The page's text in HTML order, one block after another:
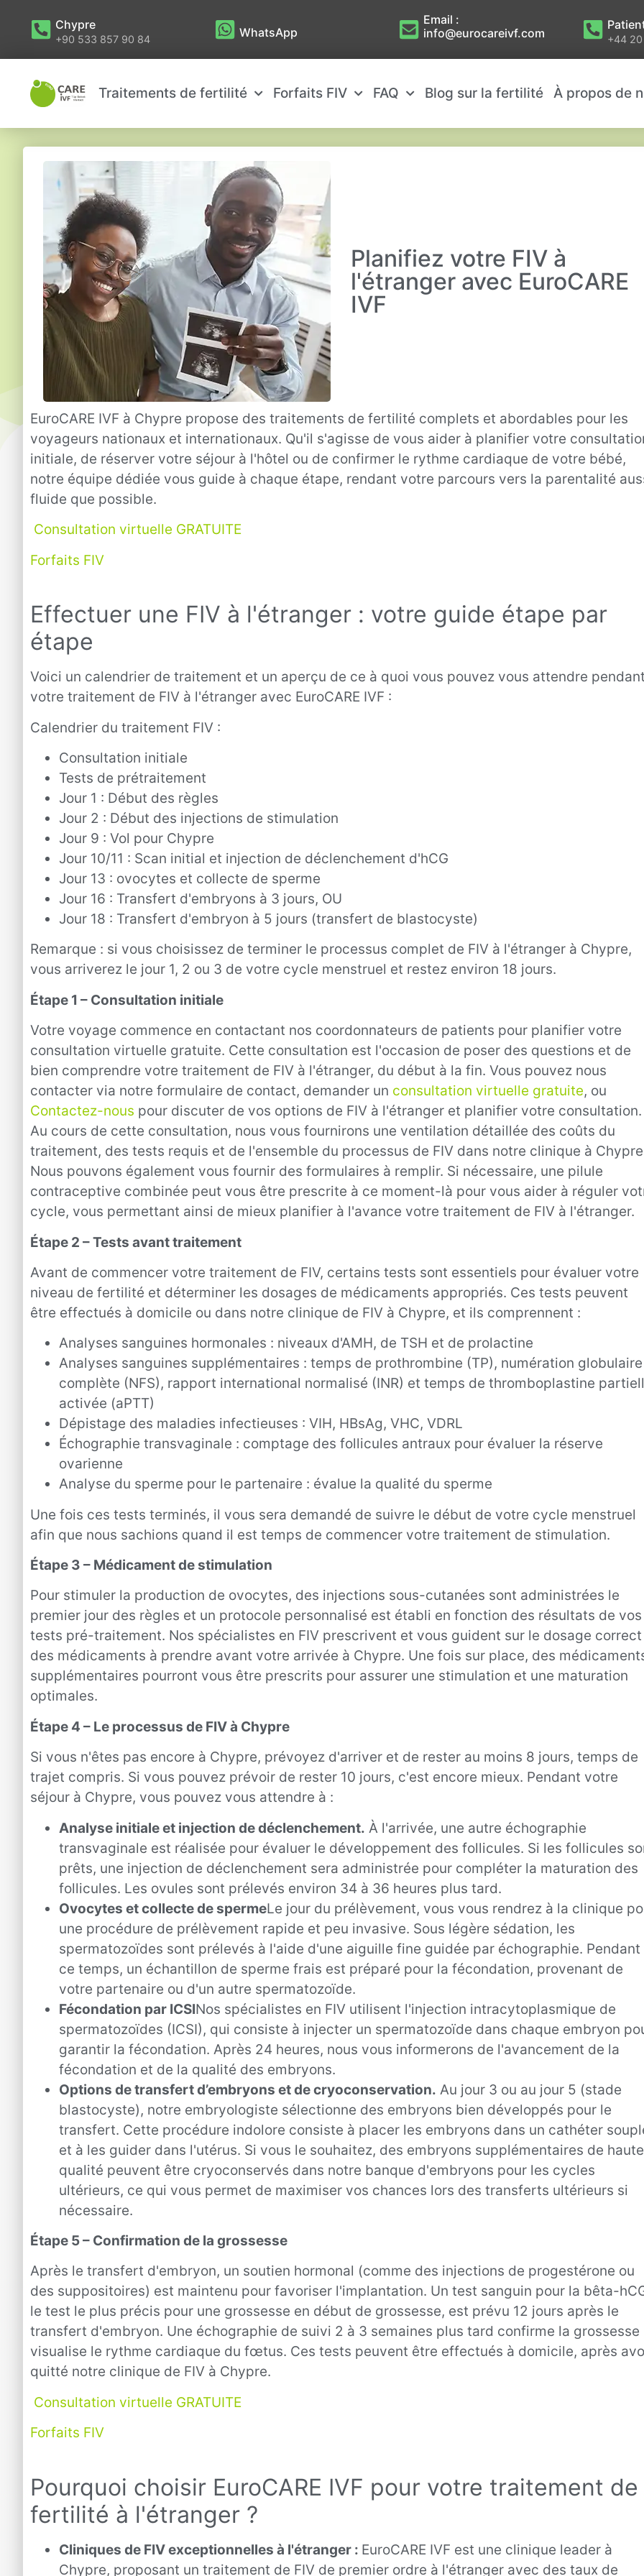
Chypre
+90 533 857 90 84 WhatsApp
Email :
info@eurocareivf.com
+44
Traitements de fertilité Forfaits FIV FAQ Blog sur la fertilité À propos de
Planifiez votre FIV à
l'étranger avec EuroCARE
IVF
EuroCARE IVF à Chypre propose des traitements de fertilité complets et abordables pour les
voyageurs nationaux et internationaux. Qu'il s'agisse de vous aider à planifier votre
initiale, de réserver votre séjour à l'hôtel ou de confirmer le rythme cardiaque de votre bébé,
notre équipe dédiée vous guide à chaque étape, rendant votre parcours vers la parentalité
fluide que possible.
Consultation virtuelle GRATUITE
Forfaits FIV
Effectuer une FIV à l'étranger : votre guide étape par
étape
Voici un calendrier de traitement et un aperçu de ce à quoi vous pouvez vous attendre
votre traitement de FIV à l'étranger avec EuroCARE IVF :
Calendrier du traitement FIV :
Consultation initiale
Tests de prétraitement
Jour 1 : Début des règles
Jour 2 : Début des injections de stimulation
Jour 9 : Vol pour Chypre
Jour 10/11 : Scan initial et injection de déclenchement d'hCG
Jour 13 : ovocytes et collecte de sperme
Jour 16 : Transfert d'embryons à 3 jours, OU
Jour 18 : Transfert d'embryon à 5 jours (transfert de blastocyste)
Remarque : si vous choisissez de terminer le processus complet de FIV à l'étranger à Chypre,
vous arriverez le jour 1, 2 ou 3 de votre cycle menstruel et restez environ 18 jours.
Étape 1 – Consultation initiale
Votre voyage commence en contactant nos coordonnateurs de patients pour planifier votre
consultation virtuelle gratuite. Cette consultation est l'occasion de poser des questions et de
bien comprendre votre traitement de FIV à l'étranger, du début à la fin. Vous pouvez nous
contacter via notre formulaire de contact, demander un consultation virtuelle gratuite, ou
Contactez-nous pour discuter de vos options de FIV à l'étranger et planifier votre consultation.
Au cours de cette consultation, nous vous fournirons une ventilation détaillée des coûts du
traitement, des tests requis et de l'ensemble du processus de FIV dans notre clinique à
Nous pouvons également vous fournir des formulaires à remplir. Si nécessaire, une pilule
contraceptive combinée peut vous être prescrite à ce moment-là pour vous aider à réguler
cycle, vous permettant ainsi de mieux planifier à l'avance votre traitement de FIV à l'étranger.
Étape 2 – Tests avant traitement
Avant de commencer votre traitement de FIV, certains tests sont essentiels pour évaluer votre
niveau de fertilité et déterminer les dosages de médicaments appropriés. Ces tests peuvent
être effectués à domicile ou dans notre clinique de FIV à Chypre, et ils comprennent :
Analyses sanguines hormonales : niveaux d'AMH, de TSH et de prolactine
Analyses sanguines supplémentaires : temps de prothrombine (TP), numération globulaire
complète (NFS), rapport international normalisé (INR) et temps de thromboplastine
activée (aPTT)
Dépistage des maladies infectieuses : VIH, HBsAg, VHC, VDRL
Échographie transvaginale : comptage des follicules antraux pour évaluer la réserve
ovarienne
Analyse du sperme pour le partenaire : évalue la qualité du sperme
Une fois ces tests terminés, il vous sera demandé de suivre le début de votre cycle menstruel
afin que nous sachions quand il est temps de commencer votre traitement de stimulation.
Étape 3 – Médicament de stimulation
Pour stimuler la production de ovocytes, des injections sous-cutanées sont administrées le
premier jour des règles et un protocole personnalisé est établi en fonction des résultats de vos
tests pré-traitement. Nos spécialistes en FIV prescrivent et vous guident sur le dosage correct
des médicaments à prendre avant votre arrivée à Chypre. Une fois sur place, des
supplémentaires pourront vous être prescrits pour assurer une stimulation et une maturation
optimales.
Étape 4 – Le processus de FIV à Chypre
Si vous n'êtes pas encore à Chypre, prévoyez d'arriver et de rester au moins 8 jours, temps de
trajet compris. Si vous pouvez prévoir de rester 10 jours, c'est encore mieux. Pendant votre
séjour à Chypre, vous pouvez vous attendre à :
Analyse initiale et injection de déclenchement. À l'arrivée, une autre échographie
transvaginale est réalisée pour évaluer le développement des follicules. Si les follicules
prêts, une injection de déclenchement sera administrée pour compléter la maturation des
follicules. Les ovules sont prélevés environ 34 à 36 heures plus tard.
Ovocytes et collecte de spermeLe jour du prélèvement, vous vous rendrez à la clinique
une procédure de prélèvement rapide et peu invasive. Sous légère sédation, les
spermatozoïdes sont prélevés à l'aide d'une aiguille fine guidée par échographie. Pendant
ce temps, un échantillon de sperme frais est préparé pour la fécondation, provenant de
votre partenaire ou d'un autre spermatozoïde.
Fécondation par ICSINos spécialistes en FIV utilisent l'injection intracytoplasmique de
spermatozoïdes (ICSI), qui consiste à injecter un spermatozoïde dans chaque embryon
garantir la fécondation. Après 24 heures, nous vous informerons de l'avancement de la
fécondation et de la qualité des embryons.
Options de transfert d’embryons et de cryoconservation. Au jour 3 ou au jour 5 (stade
blastocyste), notre embryologiste sélectionne des embryons bien développés pour le
transfert. Cette procédure indolore consiste à placer les embryons dans un cathéter
et à les guider dans l'utérus. Si vous le souhaitez, des embryons supplémentaires de haute
qualité peuvent être cryoconservés dans notre banque d'embryons pour les cycles
ultérieurs, ce qui vous permet de maximiser vos chances lors des transferts ultérieurs si
nécessaire.
Étape 5 – Confirmation de la grossesse
Après le transfert d'embryon, un soutien hormonal (comme des injections de progestérone ou
des suppositoires) est maintenu pour favoriser l'implantation. Un test sanguin pour la bêta-
le test le plus précis pour une grossesse en début de grossesse, est prévu 12 jours après le
transfert d'embryon. Une échographie de suivi 2 à 3 semaines plus tard confirme la grossesse
visualise le rythme cardiaque du fœtus. Ces tests peuvent être effectués à domicile, après
quitté notre clinique de FIV à Chypre.
Consultation virtuelle GRATUITE
Forfaits FIV
Pourquoi choisir EuroCARE IVF pour votre traitement de
fertilité à l'étranger ?
Cliniques de FIV exceptionnelles à l'étranger : EuroCARE IVF est une clinique leader à
Chypre, proposant un traitement de FIV de premier ordre à l'étranger avec des taux de